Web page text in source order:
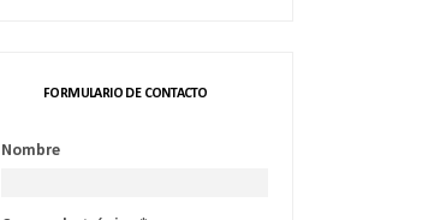
FORMULARIO DE CONTACTO
Nombre